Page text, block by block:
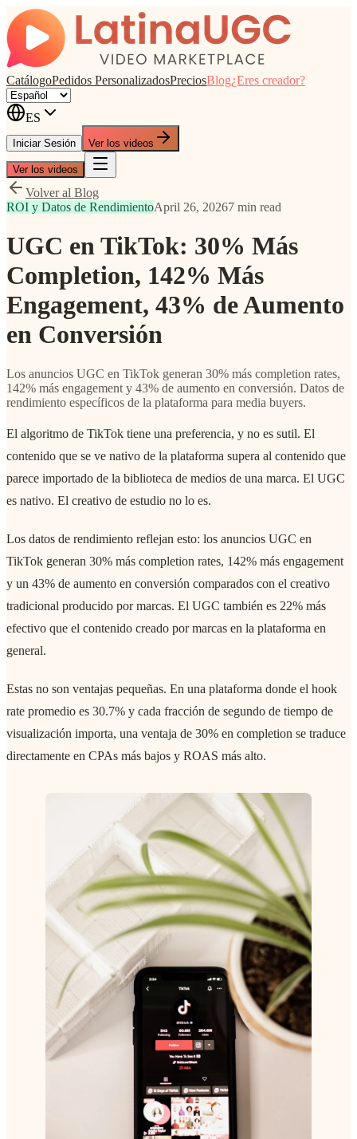
CatálogoPedidos PersonalizadosPreciosBlog¿Eres creador?
ES
Iniciar Sesión Ver los videos
Ver los videos
Volver al Blog
ROI y Datos de RendimientoApril 26, 20267 min read
UGC en TikTok: 30% Más
Completion, 142% Más
Engagement, 43% de Aumento
en Conversión
Los anuncios UGC en TikTok generan 30% más completion rates,
142% más engagement y 43% de aumento en conversión. Datos de
rendimiento específicos de la plataforma para media buyers.
El algoritmo de TikTok tiene una preferencia, y no es sutil. El
contenido que se ve nativo de la plataforma supera al contenido que
parece importado de la biblioteca de medios de una marca. El UGC
es nativo. El creativo de estudio no lo es.
Los datos de rendimiento reflejan esto: los anuncios UGC en
TikTok generan 30% más completion rates, 142% más engagement
y un 43% de aumento en conversión comparados con el creativo
tradicional producido por marcas. El UGC también es 22% más
efectivo que el contenido creado por marcas en la plataforma en
general.
Estas no son ventajas pequeñas. En una plataforma donde el hook
rate promedio es 30.7% y cada fracción de segundo de tiempo de
visualización importa, una ventaja de 30% en completion se traduce
directamente en CPAs más bajos y ROAS más alto.